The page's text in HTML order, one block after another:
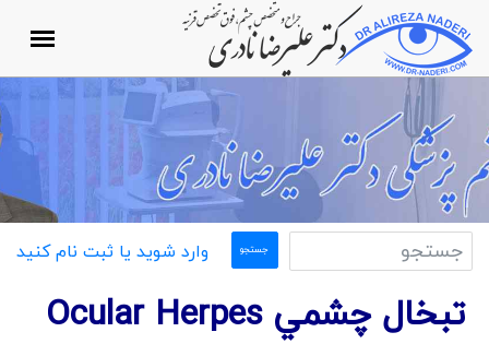
وارد شوید یا ثبت نام کنید
تبخال چشمي Ocular Herpes